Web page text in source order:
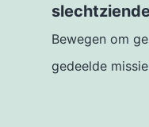
Bewegen om
gedeelde